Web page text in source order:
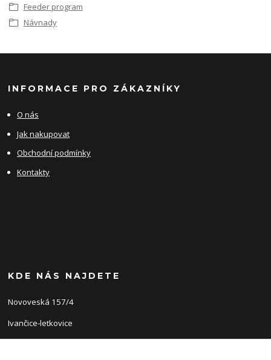
Feeder program
Návnady
INFORMACE PRO ZÁKAZNÍKY
O nás
Jak nakupovat
Obchodní podmínky
Kontakty
KDE NÁS NAJDETE
Novoveská 157/4
Ivančice-letkovice